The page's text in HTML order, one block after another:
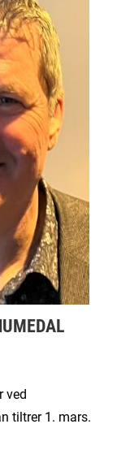
ved
tiltrer 1. mars.